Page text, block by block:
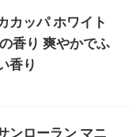
カッパ ホワイト
香り 爽やかでふ
香り
ンローラン マニ